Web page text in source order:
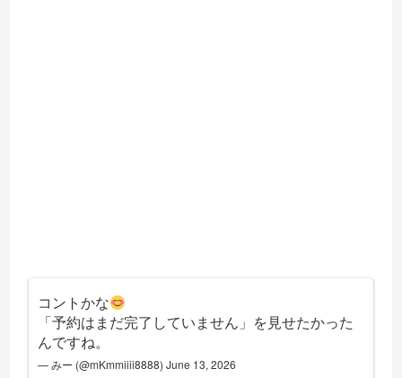
コントかな
「予約はまだ完了していません」を見せたかった
んですね。
— みー (@mKmmiiii8888)June 13, 2026